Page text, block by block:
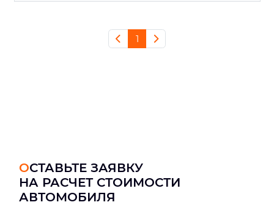
1
ОСТАВЬТЕ ЗАЯВКУ
НА РАСЧЕТ СТОИМОСТИ
АВТОМОБИЛЯ